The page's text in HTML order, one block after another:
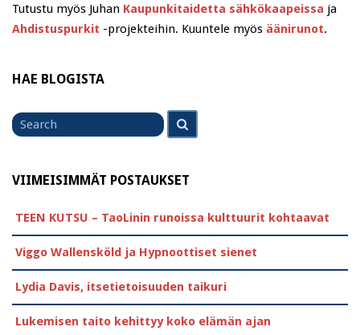
Tutustu myös Juhan Kaupunkitaidetta sähkökaapeissa ja
Ahdistuspurkit -projekteihin. Kuuntele myös äänirunot.
HAE BLOGISTA
Search
for
VIIMEISIMMÄT POSTAUKSET
TEEN KUTSU – TaoLinin runoissa kulttuurit kohtaavat
Viggo Wallensköld ja Hypnoottiset sienet
Lydia Davis, itsetietoisuuden taikuri
Lukemisen taito kehittyy koko elämän ajan